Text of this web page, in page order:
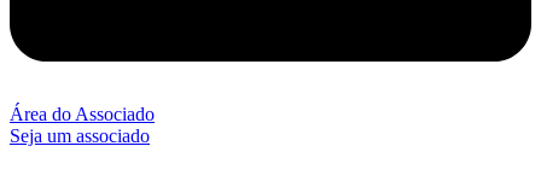
Área do Associado
Seja um associado